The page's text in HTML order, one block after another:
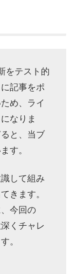
をテスト的
記事をポ
め、ライ
なりま
と、当ブ
す。
して組み
きます。
今回の
くチャレ
。